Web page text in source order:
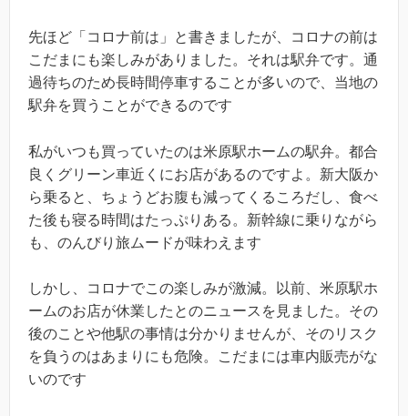
先ほど「コロナ前は」と書きましたが、コロナの前は
こだまにも楽しみがありました。それは駅弁です。通
過待ちのため長時間停車することが多いので、当地の
駅弁を買うことができるのです
私がいつも買っていたのは米原駅ホームの駅弁。都合
良くグリーン車近くにお店があるのですよ。新大阪か
ら乗ると、ちょうどお腹も減ってくるころだし、食べ
た後も寝る時間はたっぷりある。新幹線に乗りながら
も、のんびり旅ムードが味わえます
しかし、コロナでこの楽しみが激減。以前、米原駅ホ
ームのお店が休業したとのニュースを見ました。その
後のことや他駅の事情は分かりませんが、そのリスク
を負うのはあまりにも危険。こだまには車内販売がな
いのです